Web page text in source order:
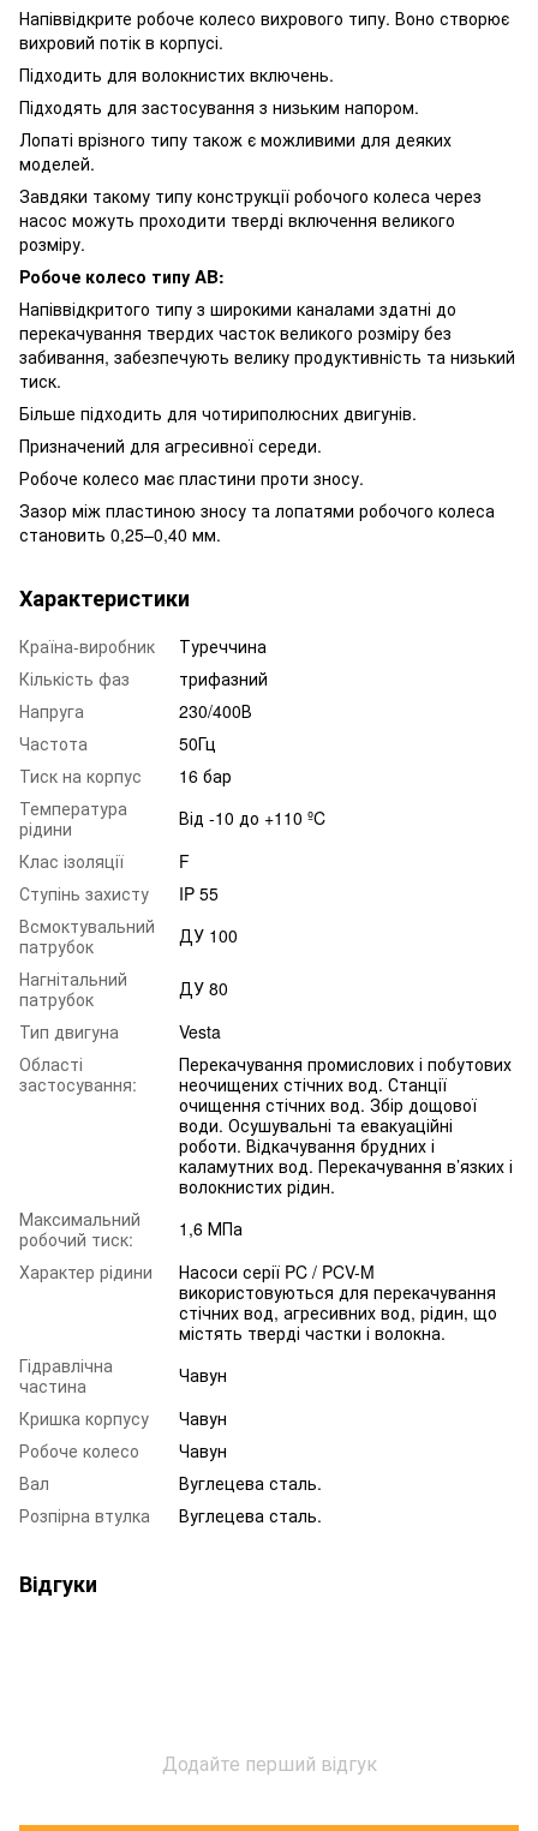
Напіввідкрите робоче колесо вихрового типу. Воно створює
вихровий потік в корпусі.
Підходить для волокнистих включень.
Підходять для застосування з низьким напором.
Лопаті врізного типу також є можливими для деяких
моделей.
Завдяки такому типу конструкції робочого колеса через
насос можуть проходити тверді включення великого
розміру.
Робоче колесо типу AB:
Напіввідкритого типу з широкими каналами здатні до
перекачування твердих часток великого розміру без
забивання, забезпечують велику продуктивність та низький
тиск.
Більше підходить для чотириполюсних двигунів.
Призначений для агресивної середи.
Робоче колесо має пластини проти зносу.
Зазор між пластиною зносу та лопатями робочого колеса
становить 0,25–0,40 мм.
Характеристики
Країна-виробник
Туреччина
Кількість фаз
трифазний
Напруга
230/400В
Частота
50Гц
Тиск на корпус
16 бар
Температура
рідини
Від -10 до +110 ºC
Клас ізоляції
F
Ступінь захисту
IP 55
Всмоктувальний
патрубок
ДУ 100
Нагнітальний
патрубок
ДУ 80
Тип двигуна
Vesta
Області
застосування:
Перекачування промислових і побутових
неочищених стічних вод. Станції
очищення стічних вод. Збір дощової
води. Осушувальні та евакуаційні
роботи. Відкачування брудних і
каламутних вод. Перекачування в’язких і
волокнистих рідин.
Максимальний
робочий тиск:
1,6 МПа
Характер рідини
Насоси серії PC / PCV-M
використовуються для перекачування
стічних вод, агресивних вод, рідин, що
містять тверді частки і волокна.
Гідравлічна
частина
Чавун
Кришка корпусу
Чавун
Робоче колесо
Чавун
Вал
Вуглецева сталь.
Розпірна втулка
Вуглецева сталь.
Відгуки
Додайте перший відгук